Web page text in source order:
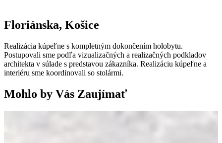
Floriánska, Košice
Realizácia kúpeľne s kompletným dokončením holobytu.
Postupovali sme podľa vizualizačných a realizačných podkladov
architekta v súlade s predstavou zákazníka. Realizáciu kúpeľne a
interiéru sme koordinovali so stolármi.
Mohlo by Vás Zaujímať